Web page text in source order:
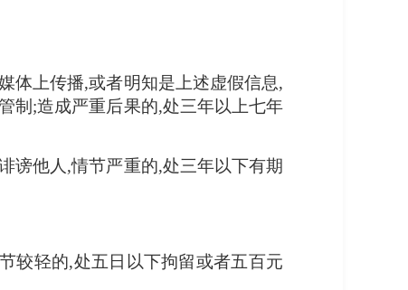
体上传播,或者明知是上述虚假信息,
制;造成严重后果的,处三年以上七年
谤他人,情节严重的,处三年以下有期
较轻的,处五日以下拘留或者五百元